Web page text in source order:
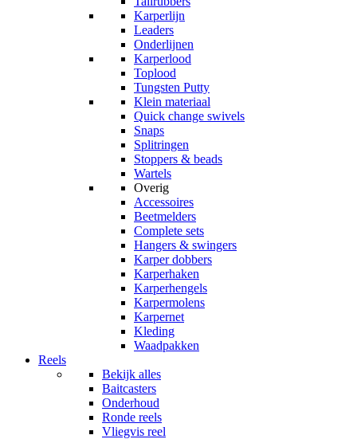
Karperlijn
Leaders
Onderlijnen
Karperlood
Toplood
Tungsten Putty
Klein materiaal
Quick change swivels
Snaps
Splitringen
Stoppers & beads
Wartels
Overig
Accessoires
Beetmelders
Complete sets
Hangers & swingers
Karper dobbers
Karperhaken
Karperhengels
Karpermolens
Karpernet
Kleding
Waadpakken
Reels
Bekijk alles
Baitcasters
Onderhoud
Ronde reels
Vliegvis reel